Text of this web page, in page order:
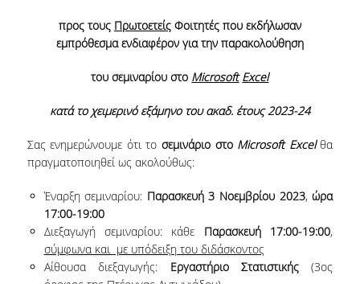
ΔΡΑΣΕΙΣ
ΕΡΓΑΣΤΗΡΙΑ
ΕΡΓΑΣΤΗΡΙΟ ΕΦΑΡΜΟΣΜΕΝΗΣ ΣΤΑΤΙΣΤΙΚΗΣ,
ΠΙΘΑΝΟΤΗΤΩΝ ΚΑΙ ΑΝΑΛΥΣΗΣ ΔΕΔΟΜΕΝΩΝ
ΕΡΓΑΣΤΗΡΙΟ ΣΤΑΤΙΣΤΙΚΗΣ ΜΕΘΟΔΟΛΟΓΙΑΣ
ΜΠΕΫΖΙΑΝΗΣ ΣΤΑΤΙΣΤΙΚΗΣ
ΕΡΓΑΣΤΗΡΙΟ ΣΤΟΧΑΣΤΙΚΗΣ
ΜΟΝΤΕΛΟΠΟΙΗΣΗΣ ΚΑΙ ΕΦΑΡΜΟΓΩΝ
προς τους ΠρωτοετείςΦοιτητές που εκδήλωσαν
εμπρόθεσμα ενδιαφέρον για την παρακολούθηση
του σεμιναρίου στο Microsoft Excel
κατά το χειμερινό εξάμηνο του ακαδ. έτους 2023-24
Σας ενημερώνουμε ότι το σεμινάριο στο Microsoft Excelθα
πραγματοποιηθεί ως ακολούθως:
Έναρξη σεμιναρίου: Παρασκευή 3 Νοεμβρίου 2023,ώρα
17:00-19:00
Διεξαγωγή σεμιναρίου: κάθε Παρασκευή 17:00-19:00,
σύμφωνα και με υπόδειξη του διδάσκοντος
Αίθουσα διεξαγωγής: Εργαστήριο Στατιστικής(3ος